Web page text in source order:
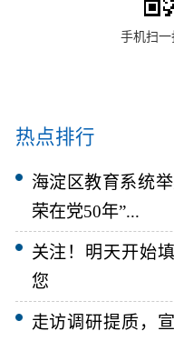
手机扫
热点排行
海淀区教育系统
荣在党50年”...
关注！明天开始
您
走访调研提质，